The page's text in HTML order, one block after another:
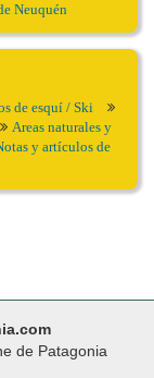
Neuquén
de esquí / Ski
Areas naturales y
y artículos de
de Patagonia